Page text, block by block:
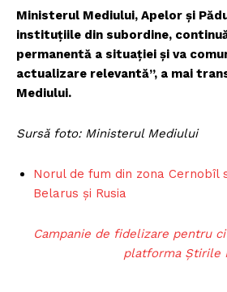
Ministerul Mediului, Apelor și
instituțiile din subordine,
permanentă a situației și va
actualizare relevantă”, a mai
Mediului.
Sursă foto: Ministerul Mediului
Norul de fum din zona Cernobîl
Belarus și Rusia
Campanie de fidelizare pentru
platforma Știrile